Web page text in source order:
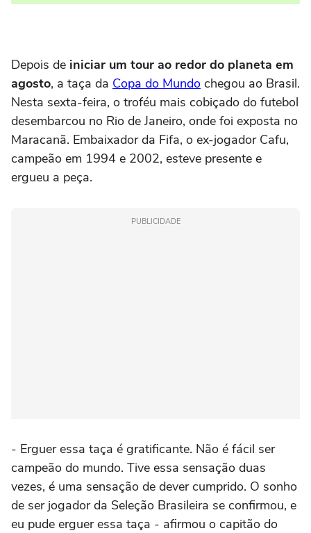
Depois de iniciar um tour ao redor do planeta em
agosto, a taça da Copa do Mundo chegou ao Brasil.
Nesta sexta-feira, o troféu mais cobiçado do futebol
desembarcou no Rio de Janeiro, onde foi exposta no
Maracanã. Embaixador da Fifa, o ex-jogador Cafu,
campeão em 1994 e 2002, esteve presente e
ergueu a peça.
PUBLICIDADE
- Erguer essa taça é gratificante. Não é fácil ser
campeão do mundo. Tive essa sensação duas
vezes, é uma sensação de dever cumprido. O sonho
de ser jogador da Seleção Brasileira se confirmou, e
eu pude erguer essa taça - afirmou o capitão do